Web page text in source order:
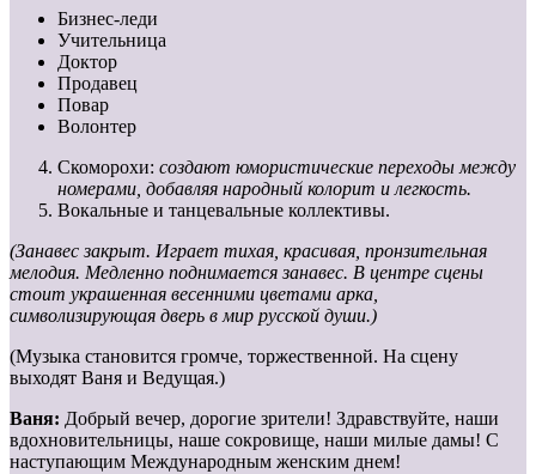
Бизнес-леди
Учительница
Доктор
Продавец
Повар
Волонтер
Скоморохи: создают юмористические переходы между
номерами, добавляя народный колорит и легкость.
Вокальные и танцевальные коллективы.
(Занавес закрыт. Играет тихая, красивая, пронзительная
мелодия. Медленно поднимается занавес. В центре сцены
стоит украшенная весенними цветами арка,
символизирующая дверь в мир русской души.)
(Музыка становится громче, торжественной. На сцену
выходят Ваня и Ведущая.)
Ваня: Добрый вечер, дорогие зрители! Здравствуйте, наши
вдохновительницы, наше сокровище, наши милые дамы! С
наступающим Международным женским днем!